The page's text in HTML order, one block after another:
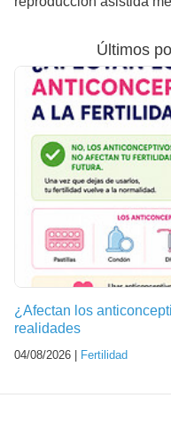
Últimos
¿Afectan los
realidades
04/08/2026 | Fertilidad